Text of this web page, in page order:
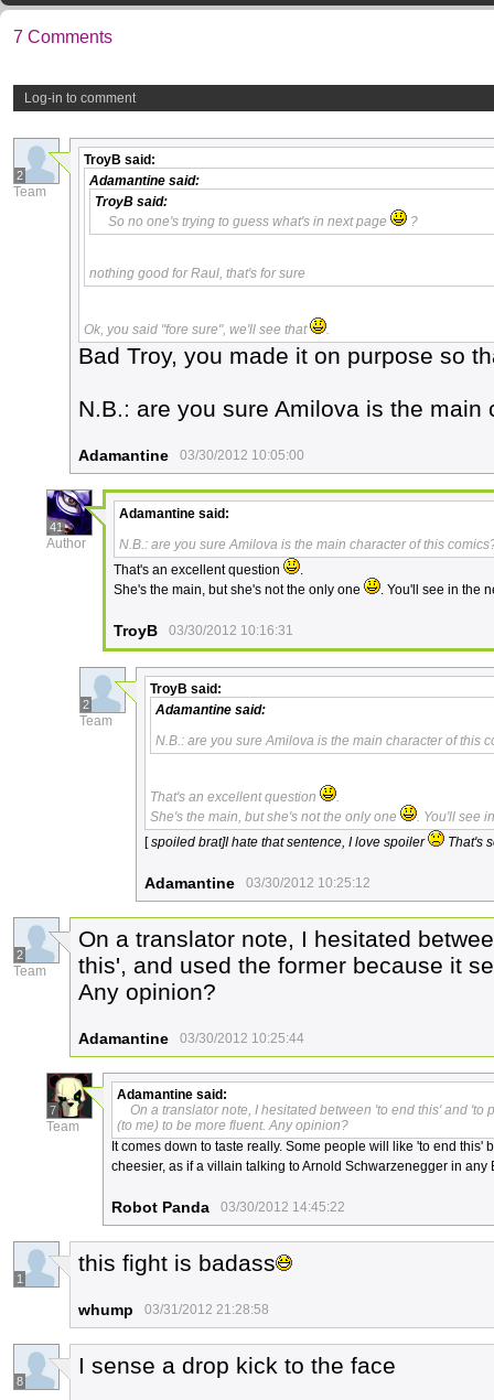
7 Comments
Log-in to comment
2
Team
TroyB said:
Adamantine said:
TroyB said:
So no one's trying to guess what's in next page
?
nothing good for Raul, that's for sure
Ok, you said "fore sure", we'll see that .
Bad Troy, you made it on purpose so
N.B.: are you sure Amilova is the
Adamantine 03/30/2012 10:05:00
41
Author
Adamantine said:
N.B.: are you sure Amilova is the main character of this
That's an excellent question
.
She's the main, but she's not the only one
. You'll see in the
TroyB 03/30/2012 10:16:31
2
Team
TroyB said:
Adamantine said:
N.B.: are you sure Amilova is the main character of this
That's an excellent question
.
She's the main, but she's not the only one
. You'll see
[spoiled brat]I hate that sentence, I love spoiler That's
Adamantine 03/30/2012 10:25:12
2
Team
On a translator note, I hesitated
this', and used the former because it
Any opinion?
Adamantine 03/30/2012 10:25:44
7
Team
Adamantine said:
On a translator note, I hesitated between 'to end this' and
(to me) to be more fluent. Any opinion?
It comes down to taste really. Some people will like 'to end
cheesier, as if a villain talking to Arnold Schwarzenegger in any
Robot Panda 03/30/2012 14:45:22
1
this fight is badass
whump 03/31/2012 21:28:58
8
I sense a drop kick to the face